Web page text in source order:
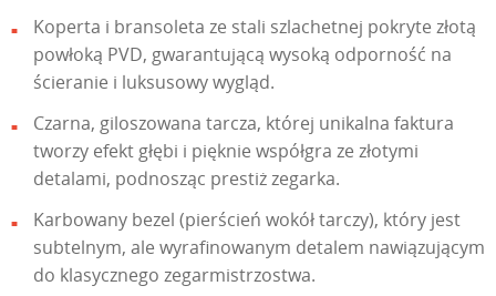
Koperta i bransoleta ze stali szlachetnej pokryte złotą
powłoką PVD, gwarantującą wysoką odporność na
ścieranie i luksusowy wygląd.
Czarna, giloszowana tarcza, której unikalna faktura
tworzy efekt głębi i pięknie współgra ze złotymi
detalami, podnosząc prestiż zegarka.
Karbowany bezel (pierścień wokół tarczy), który jest
subtelnym, ale wyrafinowanym detalem nawiązującym
do klasycznego zegarmistrzostwa.